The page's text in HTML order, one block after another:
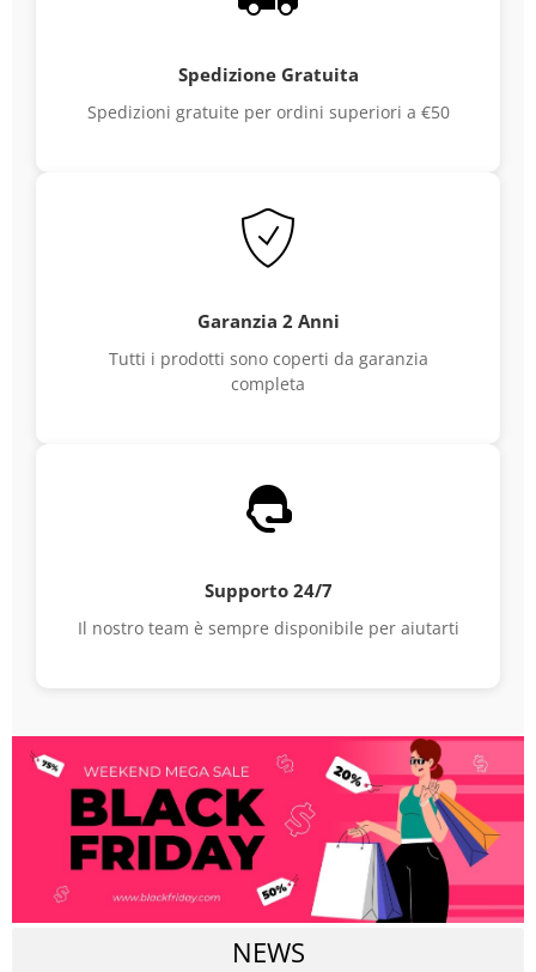
Spedizione Gratuita
Spedizioni gratuite per ordini superiori a €50
Garanzia 2 Anni
Tutti i prodotti sono coperti da garanzia
completa
Supporto 24/7
Il nostro team è sempre disponibile per aiutarti
NEWS